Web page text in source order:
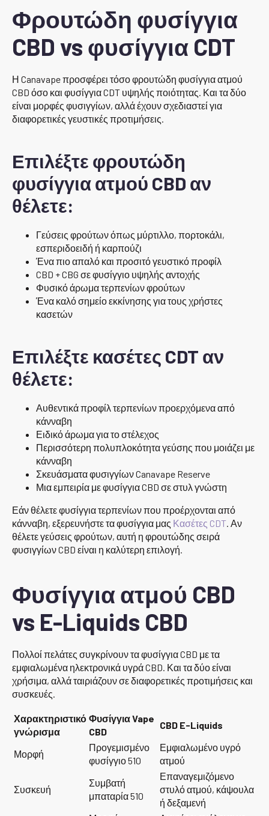
Φρουτώδη φυσίγγια
CBD vs φυσίγγια CDT
Η Canavape προσφέρει τόσο φρουτώδη φυσίγγια ατμού
CBD όσο και φυσίγγια CDT υψηλής ποιότητας. Και τα δύο
είναι μορφές φυσιγγίων, αλλά έχουν σχεδιαστεί για
διαφορετικές γευστικές προτιμήσεις.
Επιλέξτε φρουτώδη
φυσίγγια ατμού CBD αν
θέλετε:
Γεύσεις φρούτων όπως μύρτιλλο, πορτοκάλι,
εσπεριδοειδή ή καρπούζι
Ένα πιο απαλό και προσιτό γευστικό προφίλ
CBD + CBG σε φυσίγγιο υψηλής αντοχής
Φυσικό άρωμα τερπενίων φρούτων
Ένα καλό σημείο εκκίνησης για τους χρήστες
κασετών
Επιλέξτε κασέτες CDT αν
θέλετε:
Αυθεντικά προφίλ τερπενίων προερχόμενα από
κάνναβη
Ειδικό άρωμα για το στέλεχος
Περισσότερη πολυπλοκότητα γεύσης που μοιάζει με
κάνναβη
Σκευάσματα φυσιγγίων Canavape Reserve
Μια εμπειρία με φυσίγγια CBD σε στυλ γνώστη
Εάν θέλετε φυσίγγια τερπενίων που προέρχονται από
κάνναβη, εξερευνήστε τα φυσίγγια μας Κασέτες CDT . Αν
θέλετε γεύσεις φρούτων, αυτή η φρουτώδης σειρά
φυσιγγίων CBD είναι η καλύτερη επιλογή.
Φυσίγγια ατμού CBD
vs E-Liquids CBD
Πολλοί πελάτες συγκρίνουν τα φυσίγγια CBD με τα
εμφιαλωμένα ηλεκτρονικά υγρά CBD. Και τα δύο είναι
χρήσιμα, αλλά ταιριάζουν σε διαφορετικές προτιμήσεις και
συσκευές.
Χαρακτηριστικό
γνώρισμα
Φυσίγγια Vape
CBD
CBD E-Liquids
Μορφή
Προγεμισμένο
φυσίγγιο 510
Εμφιαλωμένο υγρό
ατμού
Συσκευή
Συμβατή
μπαταρία 510
Επαναγεμιζόμενο
στυλό ατμού, κάψουλα
ή δεξαμενή